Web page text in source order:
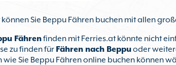
Sie Beppu Fähren buchen mit allen
Fährenfinden mit Ferries.at könnte nicht
zu finden für Fähren nach Beppuoder
wie Sie Beppu Fähren online buchen können